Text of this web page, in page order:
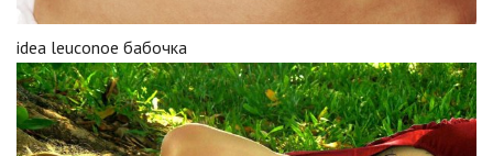
idea leuconoe бабочка